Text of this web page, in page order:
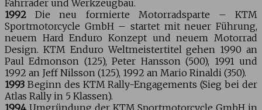
Fahrräder und Werkzeugbau.
1992 Die neu formierte Motorradsparte – KTM
Sportmotorcycle GmbH – startet mit neuer Führung,
neuem Hard Enduro Konzept und neuem Motorrad
Design. KTM Enduro Weltmeistertitel gehen 1990 an
Paul Edmonson (125), Peter Hansson (500), 1991 und
1992 an Jeff Nilsson (125), 1992 an Mario Rinaldi (350).
1993 Beginn des KTM Rally-Engagements (Sieg bei der
Atlas Rally in 5 Klassen).
1994 Umgründung der KTM Sportmotorcycle GmbH in